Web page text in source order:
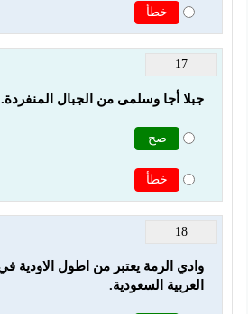
خطأ
17
جبلا أجا وسلمى من الجبال المنفردة.
صح
خطأ
18
العربية السعودية.